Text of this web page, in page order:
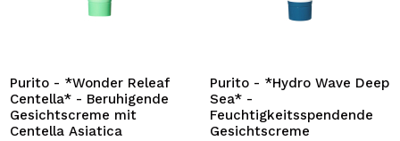
Purito - *Wonder Releaf
Centella* - Beruhigende
Gesichtscreme mit
Centella Asiatica
Purito - *Hydro Wave Deep
Sea* -
Feuchtigkeitsspendende
Gesichtscreme